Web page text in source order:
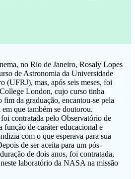
no Rio de Janeiro, Rosaly Lopes
de Astronomia da Universidade
(UFRJ), mas, após seis meses, foi
London, cujo curso tinha
fim da graduação, encantou-se pela
que também se doutorou.
contratada pelo Observatório de
função de caráter educacional e
com o que esperava para sua
de ser aceita para um pós-
de dois anos, foi contratada,
laboratório da NASA na missão